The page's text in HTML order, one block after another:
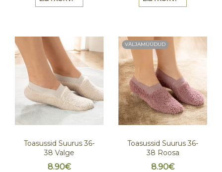
Toasussid Suurus 36-
38 Valge
8.90€
VÄLJAMÜÜDUD
Toasussid Suurus 36-
38 Roosa
8.90€